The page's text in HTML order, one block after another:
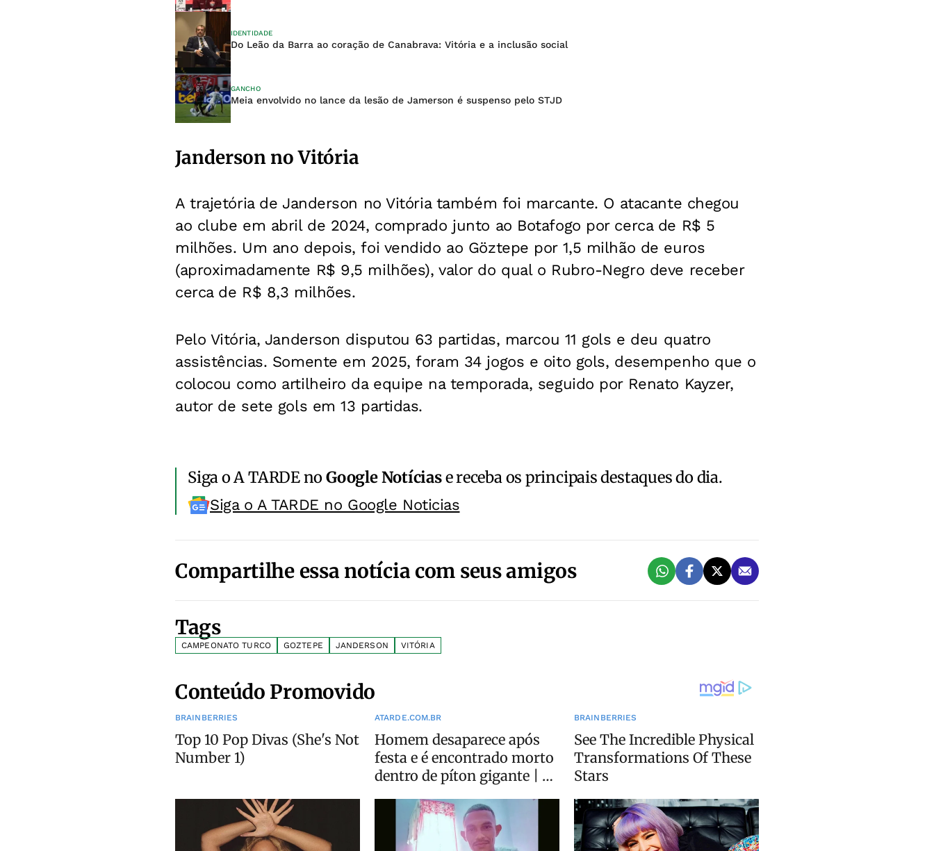
IDENTIDADE
Do Leão da Barra ao coração de Canabrava: Vitória e a inclusão social
GANCHO
Meia envolvido no lance da lesão de Jamerson é suspenso pelo STJD
Janderson no Vitória
A trajetória de Janderson no Vitória também foi marcante. O atacante chegou
ao clube em abril de 2024, comprado junto ao Botafogo por cerca de R$ 5
milhões. Um ano depois, foi vendido ao Göztepe por 1,5 milhão de euros
(aproximadamente R$ 9,5 milhões), valor do qual o Rubro-Negro deve receber
cerca de R$ 8,3 milhões.
Pelo Vitória, Janderson disputou 63 partidas, marcou 11 gols e deu quatro
assistências. Somente em 2025, foram 34 jogos e oito gols, desempenho que o
colocou como artilheiro da equipe na temporada, seguido por Renato Kayzer,
autor de sete gols em 13 partidas.
Siga o A TARDE noGoogle Notíciase receba os principais destaques do dia.
Siga o A TARDE no Google Noticias
Compartilhe essa notícia com seus amigos
Tags
CAMPEONATO TURCO GOZTEPE JANDERSON VITÓRIA